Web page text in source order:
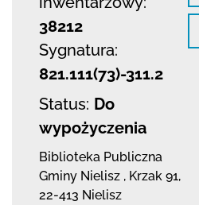
38212
Sygnatura:
821.111(73)-311.2
Status: Do
wypożyczenia
Biblioteka Publiczna
Gminy Nielisz , Krzak 91,
22-413 Nielisz